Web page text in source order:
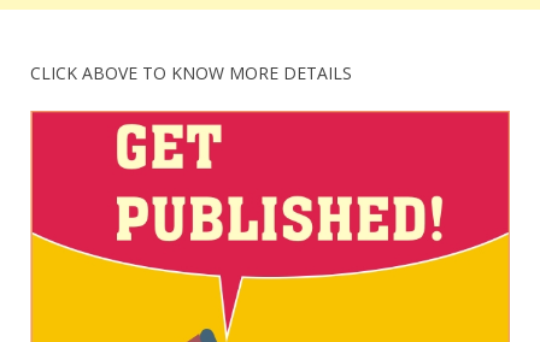
CLICK ABOVE TO KNOW MORE DETAILS